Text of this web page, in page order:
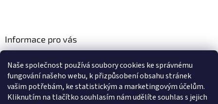
Naše společnost používá soubory cookies ke správnému
fungování našeho webu, k přizpůsobení obsahu stránek
vašim potřebám, ke statistickým a marketingovým účelům.
Kliknutím na tlačítko souhlasím nám udělíte souhlas s jejich
Informace pro vás
Podmínky ochrany osobních údajů
Odstoupení od smlouvy
Vyřízení reklamace